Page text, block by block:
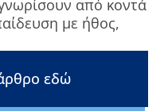
από κοντά
με ήθος,
εδώ